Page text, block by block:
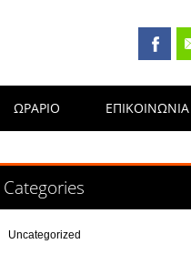
ΩΡΑΡΙΟ ΕΠΙΚΟΙΝΩΝΊΑ
Categories
Uncategorized